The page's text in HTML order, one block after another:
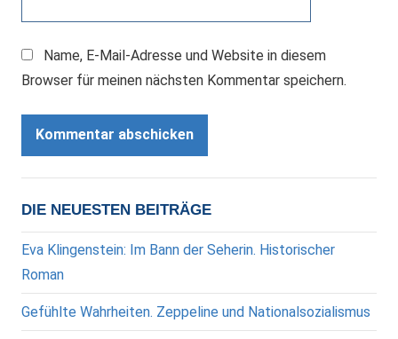
Name, E-Mail-Adresse und Website in diesem
Browser für meinen nächsten Kommentar speichern.
DIE NEUESTEN BEITRÄGE
Eva Klingenstein: Im Bann der Seherin. Historischer
Roman
Gefühlte Wahrheiten. Zeppeline und Nationalsozialismus